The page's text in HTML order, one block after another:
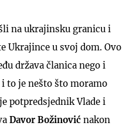
na ukrajinsku granicu i
Ukrajince u svoj dom. Ovo
država članica nego i
to je nešto što moramo
potpredsjednik Vlade i
Davor Božinović nakon